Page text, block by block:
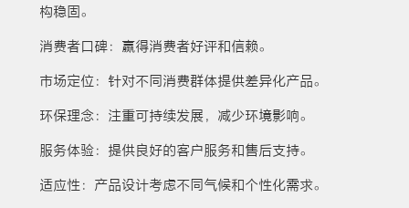
构稳固。
消费者口碑：赢得消费者好评和信赖。
市场定位：针对不同消费群体提供差异化产品。
环保理念：注重可持续发展，减少环境影响。
服务体验：提供良好的客户服务和售后支持。
适应性：产品设计考虑不同气候和个性化需求。